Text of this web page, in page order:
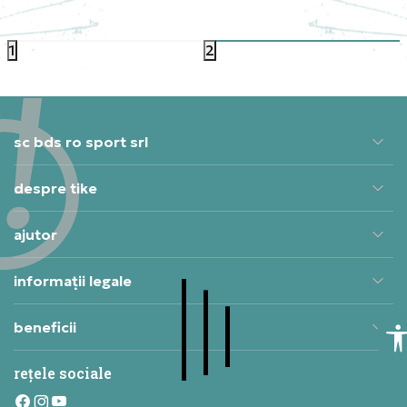
39,99
1 2
sc bds ro sport srl
despre tike
ajutor
informații legale
beneficii
rețele sociale